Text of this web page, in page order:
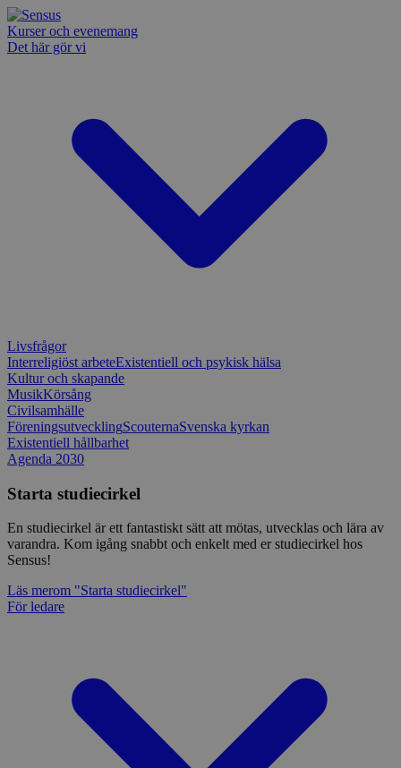
Kurser och evenemang
Det här gör vi
Livsfrågor
Interreligiöst arbeteExistentiell och psykisk hälsa
Kultur och skapande
MusikKörsång
Civilsamhälle
FöreningsutvecklingScouternaSvenska kyrkan
Existentiell hållbarhet
Agenda 2030
Starta studiecirkel
En studiecirkel är ett fantastiskt sätt att mötas, utvecklas och lära av
varandra. Kom igång snabbt och enkelt med er studiecirkel hos
Sensus!
Läs merom "Starta studiecirkel"
För ledare